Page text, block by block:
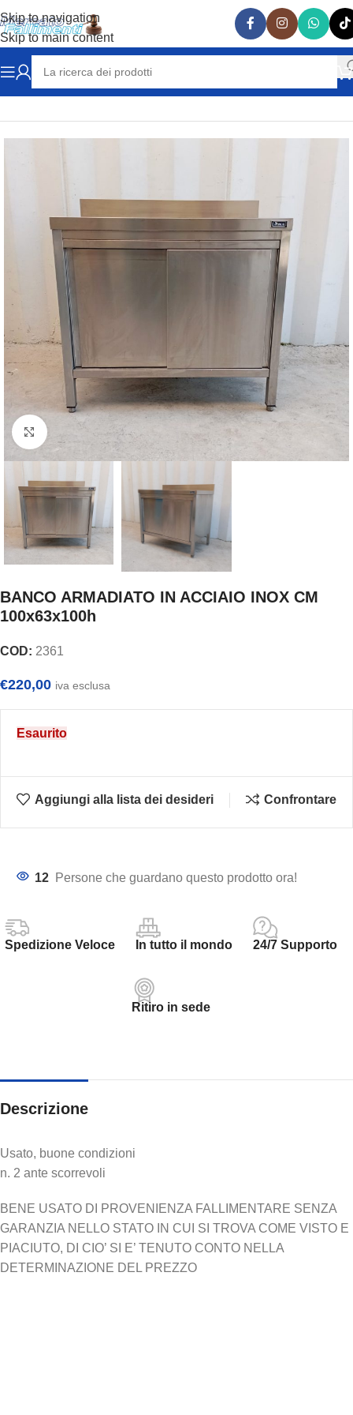
Skip to navigation
Skip to main content
Home ATTREZZATURE RISTORAZIONE BANCONI
Clicca per ingrandire
BANCO ARMADIATO IN ACCIAIO INOX CM
100x63x100h
COD: 2361
€220,00 iva esclusa
Esaurito
Aggiungi alla lista dei desideri Confrontare
12 Persone che guardano questo prodotto ora!
Spedizione Veloce In tutto il mondo 24/7 Supporto
Ritiro in sede
Descrizione
Usato, buone condizioni
n. 2 ante scorrevoli
BENE USATO DI PROVENIENZA FALLIMENTARE SENZA
GARANZIA NELLO STATO IN CUI SI TROVA COME VISTO E
PIACIUTO, DI CIO’ SI E’ TENUTO CONTO NELLA
DETERMINAZIONE DEL PREZZO